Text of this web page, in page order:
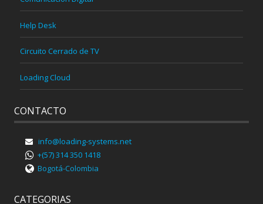
Help Desk
Circuito Cerrado de TV
Loading Cloud
CONTACTO
info@loading-systems.net
+(57) 314 350 1418
Bogotá-Colombia
CATEGORIAS